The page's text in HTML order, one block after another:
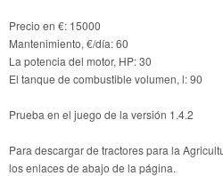
Precio en €: 15000
Mantenimiento, €/día: 60
La potencia del motor, HP: 30
El tanque de combustible volumen, l: 90
Prueba en el juego de la versión 1.4.2
Para descargar de tractores para la
los enlaces de abajo de la página.